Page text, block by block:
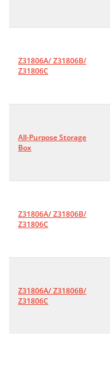
Z31806A/ Z31806B/
Z31806C
All-Purpose Storage
Box
Z31806A/ Z31806B/
Z31806C
Z31806A/ Z31806B/
Z31806C